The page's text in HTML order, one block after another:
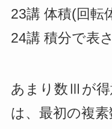
23講 体積(回転
24講 積分で表
あまり数Ⅲが得
は、最初の複